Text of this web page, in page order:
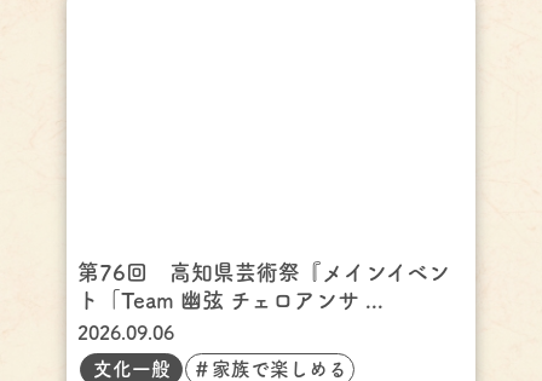
第76回 高知県芸術祭『メインイベン
ト「Team 幽弦 チェロアンサ ...
2026.09.06
文化一般
＃家族で楽しめる